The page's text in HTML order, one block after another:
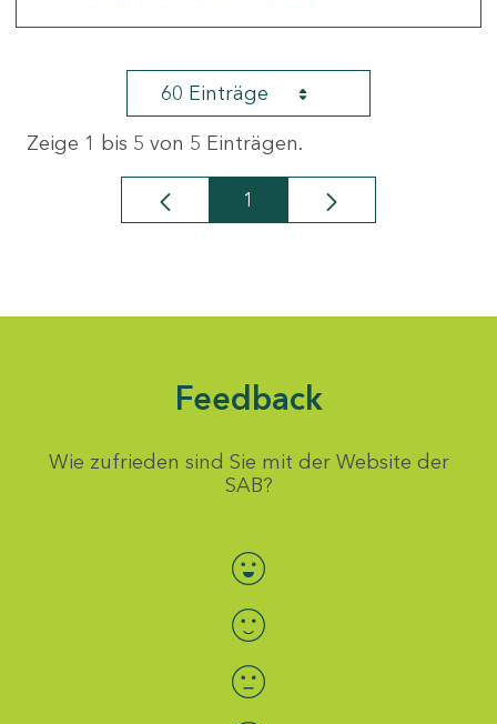
60 Einträge
Zeige 1 bis 5 von 5 Einträgen.
Seite
1
Feedback
Wie zufrieden sind Sie mit der Website der
SAB?
Bewertung auswählen